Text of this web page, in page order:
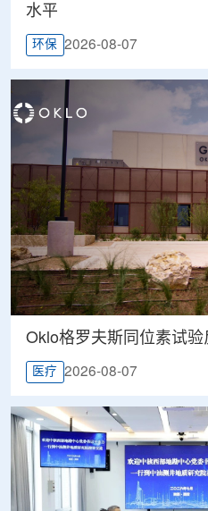
水平
环保 2026-08-07
Oklo格罗夫斯同位素试
医疗 2026-08-07